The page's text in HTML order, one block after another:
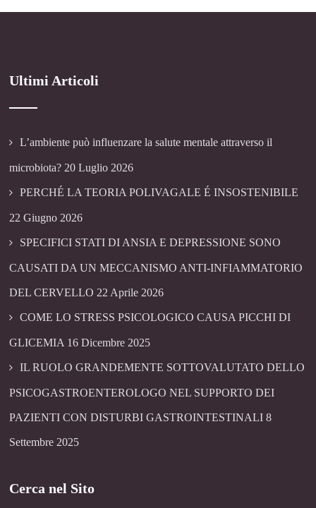
Ultimi Articoli
L’ambiente può influenzare la salute mentale attraverso il
microbiota? 20 Luglio 2026
PERCHÉ LA TEORIA POLIVAGALE É INSOSTENIBILE
22 Giugno 2026
SPECIFICI STATI DI ANSIA E DEPRESSIONE SONO
CAUSATI DA UN MECCANISMO ANTI-INFIAMMATORIO
DEL CERVELLO 22 Aprile 2026
COME LO STRESS PSICOLOGICO CAUSA PICCHI DI
GLICEMIA 16 Dicembre 2025
IL RUOLO GRANDEMENTE SOTTOVALUTATO DELLO
PSICOGASTROENTEROLOGO NEL SUPPORTO DEI
PAZIENTI CON DISTURBI GASTROINTESTINALI 8
Settembre 2025
Cerca nel Sito